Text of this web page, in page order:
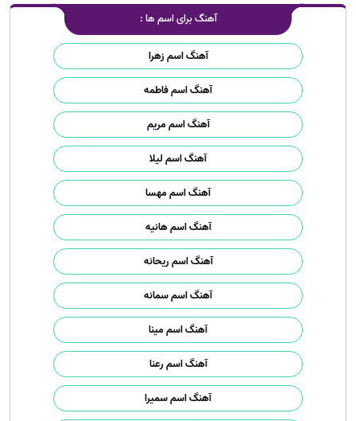
آهنگ برای اسم ها :
آهنگ اسم زهرا
آهنگ اسم فاطمه
آهنگ اسم مریم
آهنگ اسم لیلا
آهنگ اسم مهسا
آهنگ اسم هانیه
آهنگ اسم ریحانه
آهنگ اسم سمانه
آهنگ اسم مینا
آهنگ اسم رعنا
آهنگ اسم سمیرا